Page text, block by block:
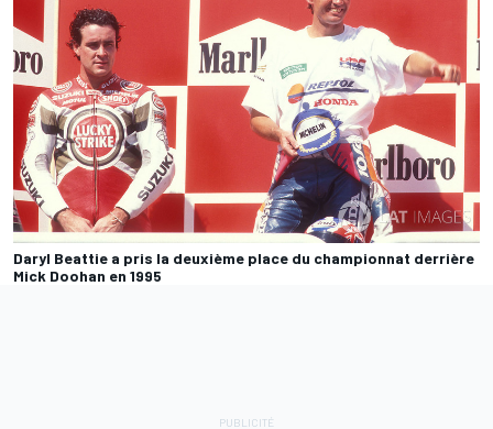
Daryl Beattie a pris la deuxième place du championnat derrière
Mick Doohan en 1995